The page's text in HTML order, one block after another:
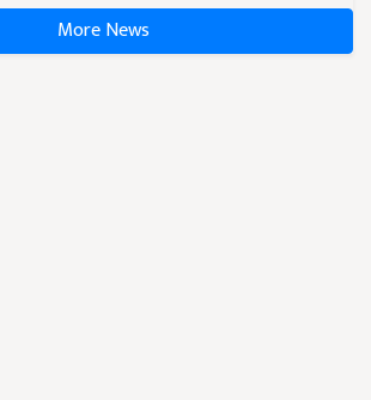
More News